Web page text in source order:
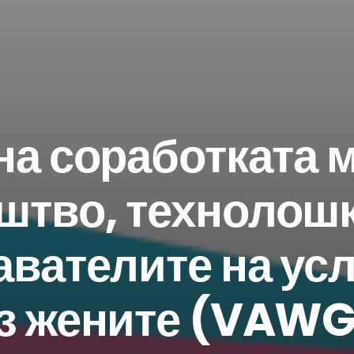
соработката
на
жените
Инфо за Млади Инфо за Младински Организации